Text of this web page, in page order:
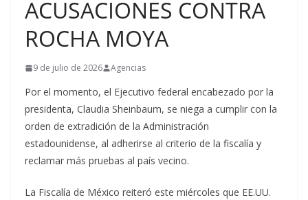
ACUSACIONES CONTRA
ROCHA MOYA
9 de julio de 2026 Agencias
Por el momento, el Ejecutivo federal encabezado por la
presidenta, Claudia Sheinbaum, se niega a cumplir con la
orden de extradición de la Administración
estadounidense, al adherirse al criterio de la fiscalía y
reclamar más pruebas al país vecino.
La Fiscalía de México reiteró este miércoles que EE.UU.